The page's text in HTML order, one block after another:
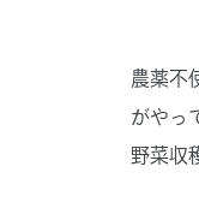
農薬不
がやっ
野菜収